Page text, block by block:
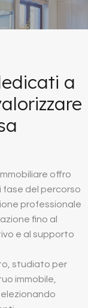
a
offro
fase del percorso
professionale
fino al
e al supporto
studiato per
immobile,